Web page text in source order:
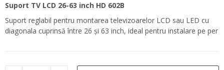
Suport TV LCD 26-63 inch HD 602B
Suport reglabil pentru montarea televizoarelor LCD sau LED cu
diagonala cuprinsă între 26 și 63 inch, ideal pentru instalare pe per